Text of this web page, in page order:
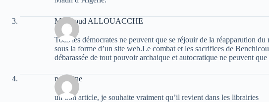
Messaoud ALLOUACCHE
Tous les démocrates ne peuvent que se réjouir de la réapparution
sous la forme d’un site web.Le combat et les sacrifices de
débarassée de tout pouvoir archaique et autocratique ne peuvent
nourdine
un bon article, je souhaite vraiment qu’il revient dans les librairies